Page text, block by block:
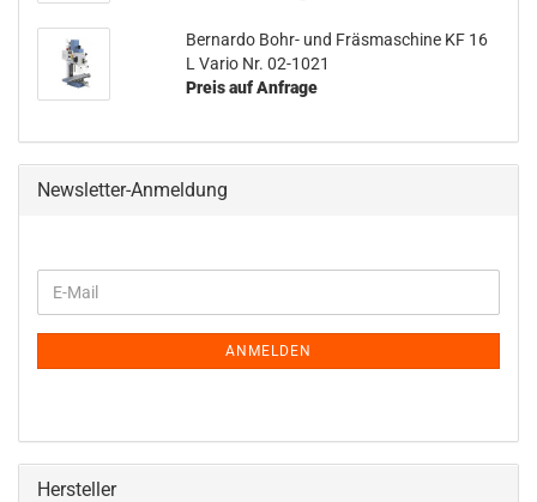
Bernardo Bohr- und Fräsmaschine KF 16
L Vario Nr. 02-1021
Preis auf Anfrage
Newsletter-Anmeldung
ZUR
E-
Mail
ANMELDEN
Hersteller